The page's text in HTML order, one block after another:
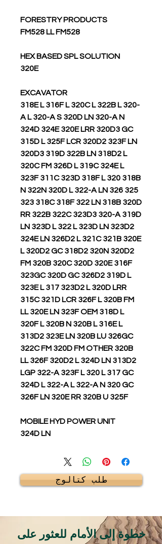
FORESTRY PRODUCTS
FM528 LL FM528
HEX BASED SPL SOLUTION
320E
EXCAVATOR
318E L 316F L 320C L 322B L 320-
A L 320-A S 320D LN 320-A N
324D 324E 320E LRR 320D3 GC
315D L 325F LCR 320D2 323F LN
320D3 319D 322B LN 318D2 L
320C FM 326D L 319C 324E L
323F 311C 323D 318F L 320 318B
N 322N 320D L 322-A LN 326 325
323 318C 318F 322 LN 318B 320D
RR 322B 322C 323D3 320-A 319D
LN 323D L 322 L 323D LN 323D2
324E LN 326D2 L 321C 321B 320E
L 320D2 GC 318D2 320N 320D2
FM 320B 320C 320D 320E 316F
323GC 320D GC 326D2 319D L
323E L 317 323D2 L 320D LRR
315C 321D LCR 326F L 320B FM
LL 320E LN 323F OEM 318D L
320F L 320B N 320B L 316E L
313D2 323E LN 320B LU 326GC
322C FM 320D FM OTHER 320B
LL 326F 320D2 L 324D LN 313D2
LGP 322-A 323F L 320 L 317 GC
324D L 322-A L 322-A N 320 GC
326F LN 320E RR 320B U 325F
MOBILE HYD POWER UNIT
324D LN
طلب كتالوج
خطوة إلى الأمام للعثور على